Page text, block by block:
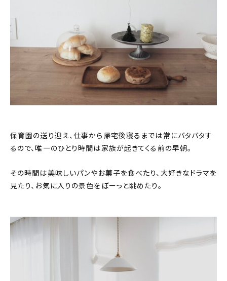
保育園の送り迎え、仕事から帰宅後寝るまでは常にバタバタす
るので、唯一のひとり時間は家族が起きてくる前の早朝。
その時間は美味しいパンやお菓子を食べたり、大好きなドラマを
見たり、お気に入りの景色をぼーっと眺めたり。